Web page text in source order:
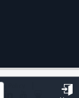
Policy